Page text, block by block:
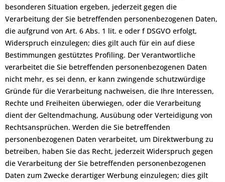
besonderen Situation ergeben, jederzeit gegen die
Verarbeitung der Sie betreffenden personenbezogenen Daten,
die aufgrund von Art. 6 Abs. 1 lit. e oder f DSGVO erfolgt,
Widerspruch einzulegen; dies gilt auch für ein auf diese
Bestimmungen gestütztes Profiling. Der Verantwortliche
verarbeitet die Sie betreffenden personenbezogenen Daten
nicht mehr, es sei denn, er kann zwingende schutzwürdige
Gründe für die Verarbeitung nachweisen, die Ihre Interessen,
Rechte und Freiheiten überwiegen, oder die Verarbeitung
dient der Geltendmachung, Ausübung oder Verteidigung von
Rechtsansprüchen. Werden die Sie betreffenden
personenbezogenen Daten verarbeitet, um Direktwerbung zu
betreiben, haben Sie das Recht, jederzeit Widerspruch gegen
die Verarbeitung der Sie betreffenden personenbezogenen
Daten zum Zwecke derartiger Werbung einzulegen; dies gilt